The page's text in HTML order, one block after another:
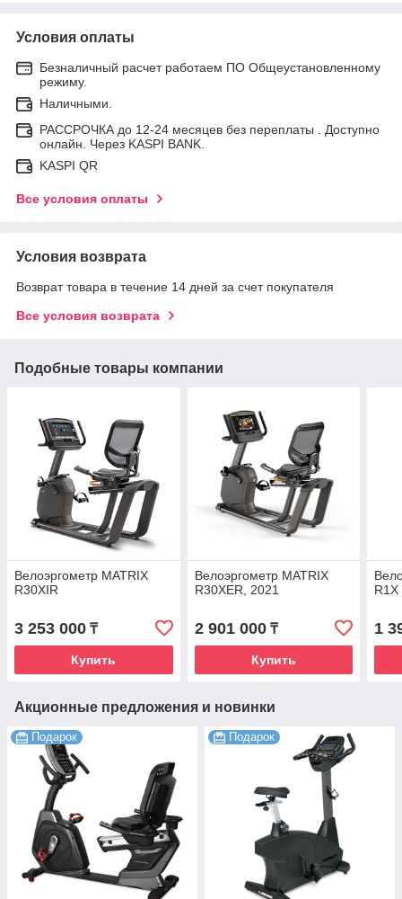
Условия оплаты
Безналичный расчет работаем ПО Общеустановленному
режиму.
Наличными.
РАССРОЧКА до 12-24 месяцев без переплаты . Доступно
онлайн. Через KASPI BANK.
KASPI QR
Все условия оплаты
Условия возврата
Возврат товара в течение 14 дней за счет покупателя
Все условия возврата
Подобные товары компании
Велоэргометр MATRIX
R30XIR
3 253 000 ₸
Купить
Велоэргометр MATRIX
R30XER, 2021
2 901 000₸
Купить
1
Акционные предложения и новинки
Подарок Подарок